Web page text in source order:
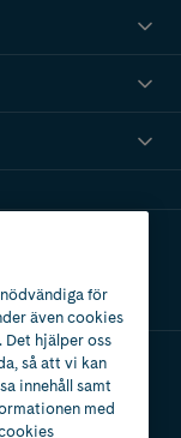
för
även cookies
hjälper oss
så att vi kan
innehåll samt
med